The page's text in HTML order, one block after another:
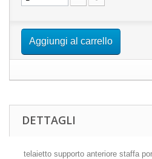
Aggiungi al carrello
DETTAGLI
telaietto supporto anteriore staffa